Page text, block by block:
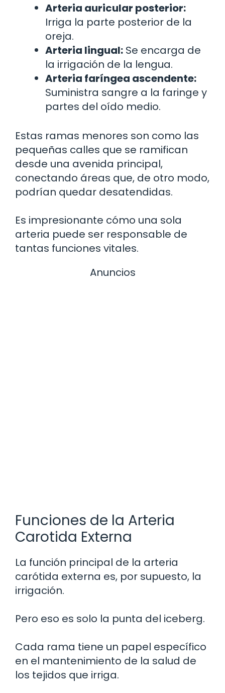
Arteria auricular posterior:
Irriga la parte posterior de la
oreja.
Arteria lingual: Se encarga de
la irrigación de la lengua.
Arteria faríngea ascendente:
Suministra sangre a la faringe y
partes del oído medio.
Estas ramas menores son como las
pequeñas calles que se ramifican
desde una avenida principal,
conectando áreas que, de otro modo,
podrían quedar desatendidas.
Es impresionante cómo una sola
arteria puede ser responsable de
tantas funciones vitales.
Anuncios
Funciones de la Arteria
Carotida Externa
La función principal de la arteria
carótida externa es, por supuesto, la
irrigación.
Pero eso es solo la punta del iceberg.
Cada rama tiene un papel específico
en el mantenimiento de la salud de
los tejidos que irriga.